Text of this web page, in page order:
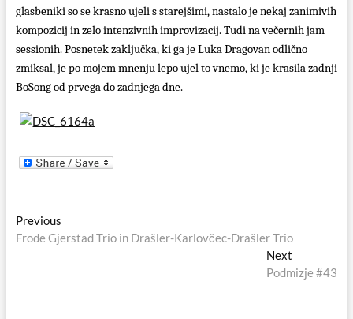
glasbeniki so se krasno ujeli s starejšimi, nastalo je nekaj zanimivih
kompozicij in zelo intenzivnih improvizacij. Tudi na večernih jam
sessionih. Posnetek zaključka, ki ga je Luka Dragovan odlično
zmiksal, je po mojem mnenju lepo ujel to vnemo, ki je krasila zadnji
BoSong od prvega do zadnjega dne.
Navigacija
prispevka
PreviousPrevious
post:
Frode Gjerstad Trio in Drašler-Karlovčec-Drašler Trio
Next
post:
Podmizje #43